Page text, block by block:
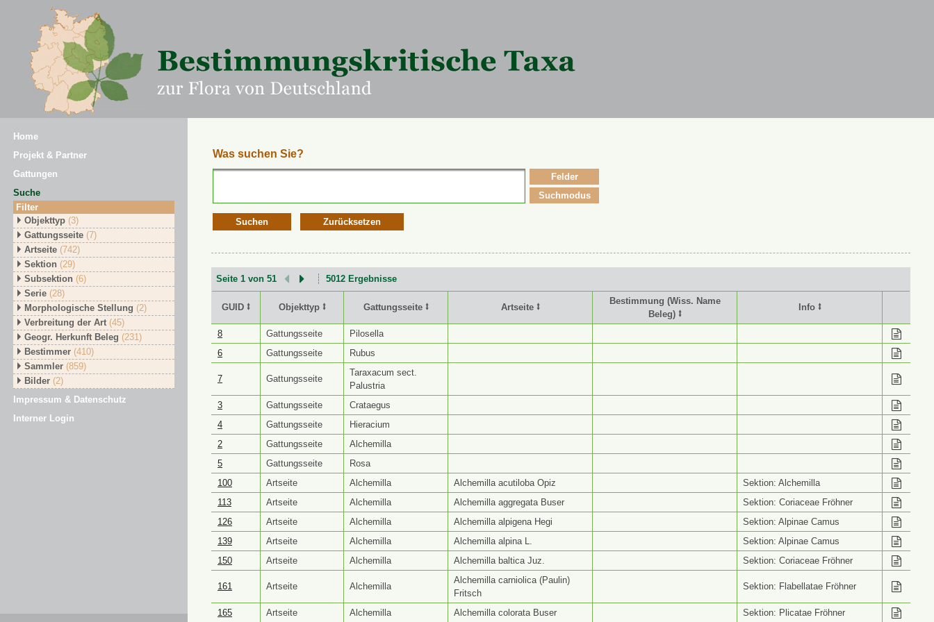
Home
Projekt & Partner
Gattungen
Suche
Filter
Objekttyp (3)
Gattungsseite (7)
Artseite (742)
Sektion (29)
Subsektion (6)
Serie (28)
Morphologische Stellung (2)
Verbreitung der Art (45)
Geogr. Herkunft Beleg (231)
Bestimmer (410)
Sammler (859)
Bilder (2)
Impressum & Datenschutz
Interner Login
Was suchen Sie?
Suchen Zurücksetzen
Felder
Suchmodus
Seite 1 von 51 5012 Ergebnisse
GUID ⭥ Objekttyp ⭥ Gattungsseite ⭥ Artseite ⭥
Bestimmung (Wiss. Name
Beleg) ⭥
Info ⭥
GUID ⭥ Objekttyp ⭥ Gattungsseite ⭥
Beleg) ⭥
8 Gattungsseite
Pilosella
6
Gattungsseite Rubus
7 Gattungsseite
Taraxacum sect.
Palustria
3
Gattungsseite
Crataegus
4
Gattungsseite
Hieracium
2
Gattungsseite
Alchemilla
5
Gattungsseite
Rosa
100
Artseite Alchemilla Alchemilla acutiloba Opiz
Sektion: Alchemilla
113
Artseite Alchemilla Alchemilla aggregata Buser
Sektion: Coriaceae Fröhner
126
Artseite Alchemilla Alchemilla alpigena Hegi
Sektion: Alpinae Camus
139
Artseite Alchemilla Alchemilla alpina L.
Sektion: Alpinae Camus
150
Artseite Alchemilla Alchemilla baltica Juz. Sektion: Coriaceae Fröhner
161 Artseite Alchemilla
Alchemilla carniolica (Paulin)
Fritsch
Sektion: Flabellatae Fröhner
165 Artseite Alchemilla Alchemilla colorata Buser Sektion: Plicatae Fröhner